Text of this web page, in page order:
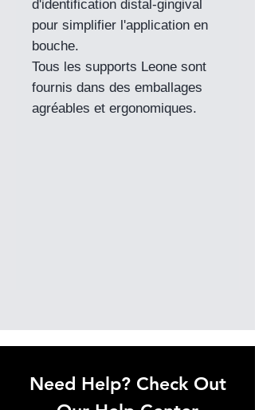
d'identification distal-gingival
pour simplifier l'application en
bouche.
Tous les supports Leone sont
fournis dans des emballages
agréables et ergonomiques.
Need Help? Check Out